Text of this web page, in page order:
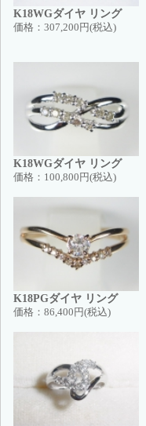
K18WGダイヤ リング
価格： 307,200円(税込)
K18WGダイヤ リング
価格： 100,800円(税込)
K18PGダイヤ リング
価格： 86,400円(税込)